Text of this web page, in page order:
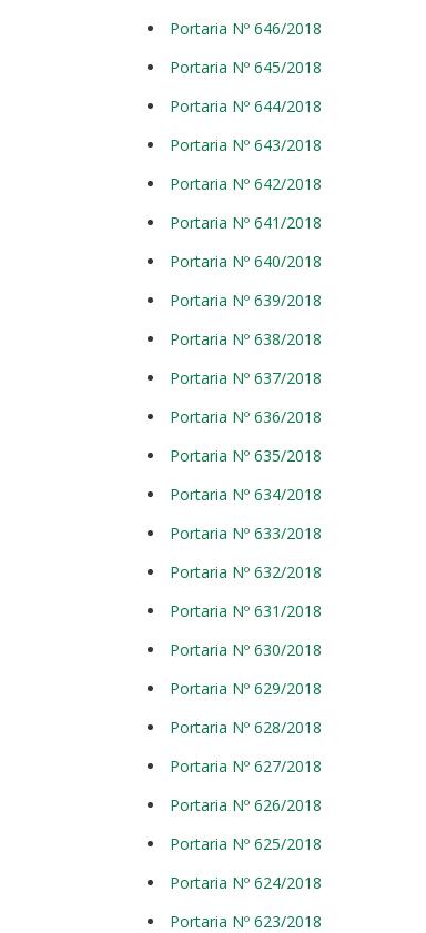
Portaria Nº 646/2018
Portaria Nº 645/2018
Portaria Nº 644/2018
Portaria Nº 643/2018
Portaria Nº 642/2018
Portaria Nº 641/2018
Portaria Nº 640/2018
Portaria Nº 639/2018
Portaria Nº 638/2018
Portaria Nº 637/2018
Portaria Nº 636/2018
Portaria Nº 635/2018
Portaria Nº 634/2018
Portaria Nº 633/2018
Portaria Nº 632/2018
Portaria Nº 631/2018
Portaria Nº 630/2018
Portaria Nº 629/2018
Portaria Nº 628/2018
Portaria Nº 627/2018
Portaria Nº 626/2018
Portaria Nº 625/2018
Portaria Nº 624/2018
Portaria Nº 623/2018